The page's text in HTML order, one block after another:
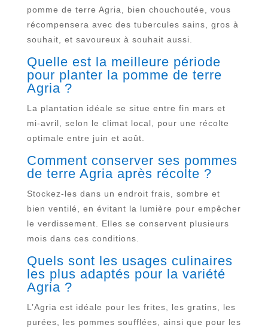
pomme de terre Agria, bien chouchoutée, vous
récompensera avec des tubercules sains, gros à
souhait, et savoureux à souhait aussi.
Quelle est la meilleure période
pour planter la pomme de terre
Agria ?
La plantation idéale se situe entre fin mars et
mi-avril, selon le climat local, pour une récolte
optimale entre juin et août.
Comment conserver ses pommes
de terre Agria après récolte ?
Stockez-les dans un endroit frais, sombre et
bien ventilé, en évitant la lumière pour empêcher
le verdissement. Elles se conservent plusieurs
mois dans ces conditions.
Quels sont les usages culinaires
les plus adaptés pour la variété
Agria ?
L’Agria est idéale pour les frites, les gratins, les
purées, les pommes soufflées, ainsi que pour les